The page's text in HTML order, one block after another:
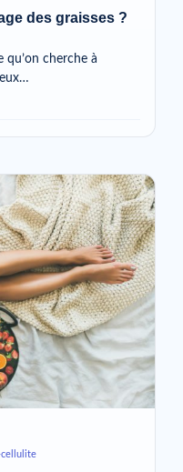
des graisses ?
qu’on cherche à